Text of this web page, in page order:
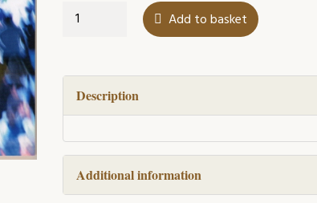
När
skola
möts
quantity
Add to basket
Description
Additional information